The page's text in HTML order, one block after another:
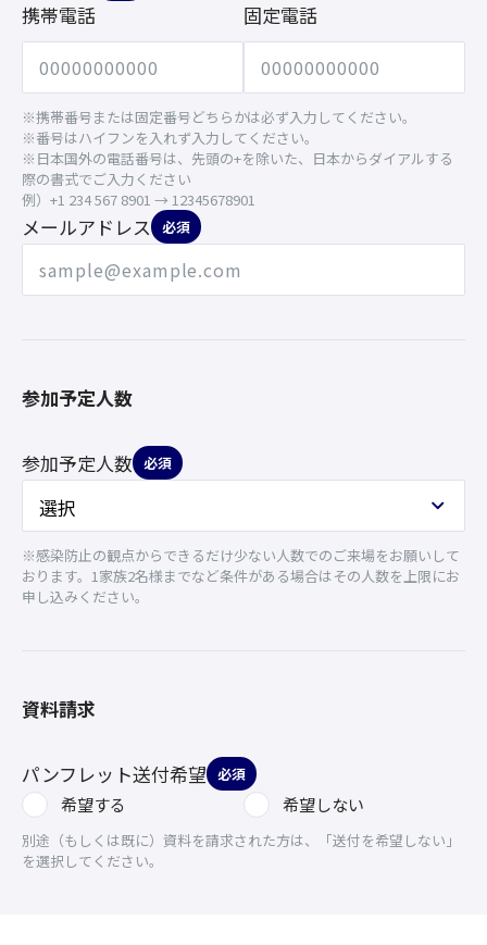
携帯電話 固定電話
※携帯番号または固定番号どちらかは必ず入力してください。
※番号はハイフンを入れず入力してください。
※日本国外の電話番号は、先頭の+を除いた、日本からダイアルする
際の書式でご入力ください
例）+1 234 567 8901 → 12345678901
メールアドレス 必須
参加予定人数
参加予定人数 必須
※感染防止の観点からできるだけ少ない人数でのご来場をお願いして
おります。1家族2名様までなど条件がある場合はその人数を上限にお
申し込みください。
資料請求
パンフレット送付希望 必須
希望する 希望しない
別途（もしくは既に）資料を請求された方は、「送付を希望しない」
を選択してください。